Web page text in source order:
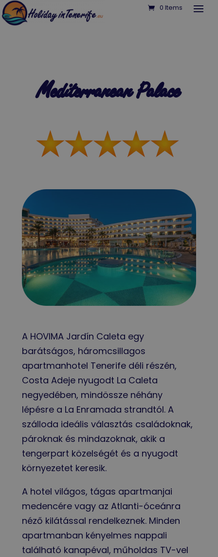
0 Items
Mediterranean Palace
A HOVIMA Jardín Caleta egy
barátságos, háromcsillagos
apartmanhotel Tenerife déli részén,
Costa Adeje nyugodt La Caleta
negyedében, mindössze néhány
lépésre a La Enramada strandtól. A
szálloda ideális választás családoknak,
pároknak és mindazoknak, akik a
tengerpart közelségét és a nyugodt
környezetet keresik.
A hotel világos, tágas apartmanjai
medencére vagy az Atlanti-óceánra
néző kilátással rendelkeznek. Minden
apartmanban kényelmes nappali
található kanapéval, műholdas TV-vel